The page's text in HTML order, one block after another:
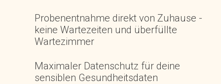
Probenentnahme direkt von Zuhause -
keine Wartezeiten und überfüllte
Wartezimmer
Maximaler Datenschutz für deine
sensiblen Gesundheitsdaten